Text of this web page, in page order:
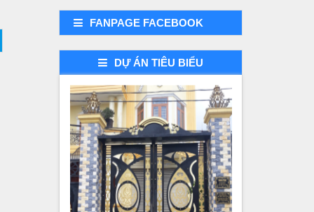
FANPAGE FACEBOOK
DỰ ÁN TIÊU BIỂU
Demo dự án 3